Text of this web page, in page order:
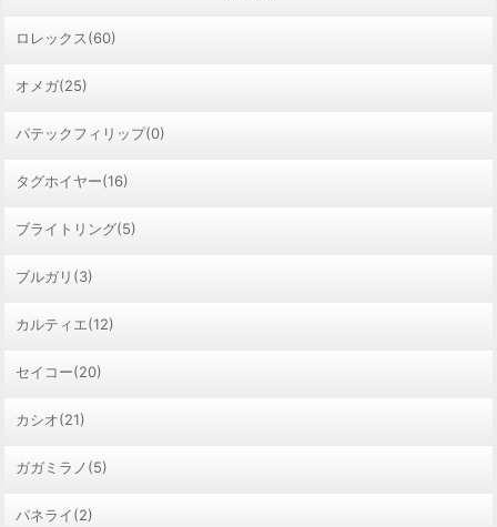
ロレックス(60)
オメガ(25)
パテックフィリップ(0)
タグホイヤー(16)
ブライトリング(5)
ブルガリ(3)
カルティエ(12)
セイコー(20)
カシオ(21)
ガガミラノ(5)
パネライ(2)